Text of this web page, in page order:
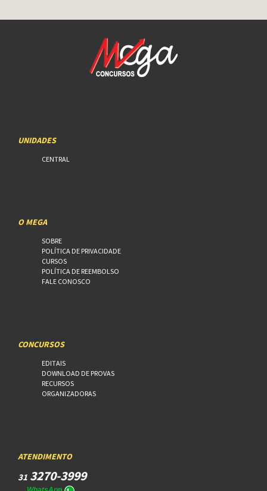
UNIDADES
CENTRAL
O MEGA
SOBRE
POLÍTICA DE PRIVACIDADE
CURSOS
POLÍTICA DE REEMBOLSO
FALE CONOSCO
CONCURSOS
EDITAIS
DOWNLOAD DE PROVAS
RECURSOS
ORGANIZADORAS
ATENDIMENTO
31 3270-3999